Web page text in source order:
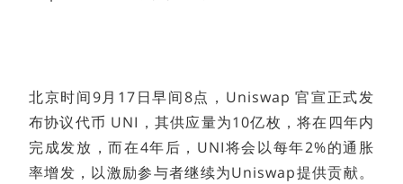
北京时间9月17日早间8点，Uniswap 官宣正式发
布协议代币 UNI，其供应量为10亿枚，将在四年内
完成发放，而在4年后，UNI将会以每年2%的通胀
率增发，以激励参与者继续为Uniswap提供贡献。